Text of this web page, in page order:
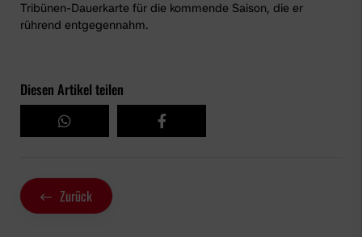
Tribünen-Dauerkarte für die kommende Saison, die er
rührend entgegennahm.
Diesen Artikel teilen
Zurück